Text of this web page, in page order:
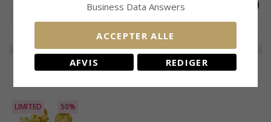
øreringe i forgyldt
messing - Eliné
LIMITED100,-
Blomster øreringe i
forgyldt messing -
Eliné
CHANTI pris 195,-
forgyldt messing -
Eliné
LIMITED100,-
LIMITED 50%
Business Data Answers
ACCEPTER ALLE
AFVIS REDIGER